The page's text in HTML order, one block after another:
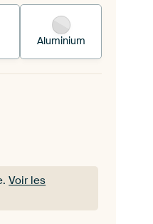
Aluminium
Voir les